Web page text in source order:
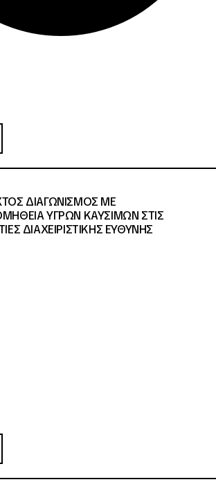
ΔΙΑΓΩΝΙΣΜΟΣ ΜΕ
ΥΓΡΩΝ ΚΑΥΣΙΜΩΝ ΣΤΙΣ
ΔΙΑΧΕΙΡΙΣΤΙΚΗΣ ΕΥΘΥΝΗΣ